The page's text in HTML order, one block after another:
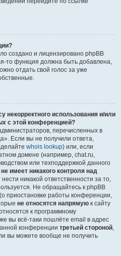
создано и лицензировано phpBB
то функция должна быть добавлена,
отдать свой голос за уже
некорректного использования и/или
с этой конференцией?
перечисленных в
Если вы не получили ответа,
whois lookup) или, если
домене (например, chat.ru,
или техподдержкой данного
не имеет никакого контроля над
никакой ответственности за то,
Не обращайтесь к phpBB
приостановке работы конференции,
не относятся напрямую к сайту
к программному
вы всё-таки пошлёте email в адрес
конференции третьей стороной,
вы можете вообще не получить